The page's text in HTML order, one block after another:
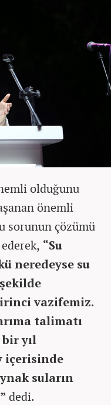
olduğunu
önemli
sorunun çözümü
“Su
neredeyse su
vazifemiz.
talimatı
yıl
içerisinde
suların
dedi.